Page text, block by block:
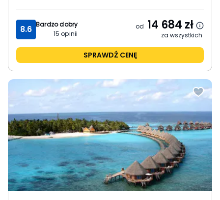
8.6 Bardzo dobry
15 opinii
od 14 684 zł
za wszystkich
SPRAWDŹ CENĘ